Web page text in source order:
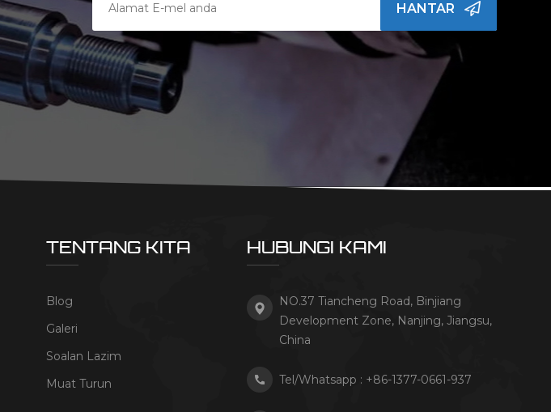
HANTAR
TENTANG KITA
Blog
Galeri
Soalan Lazim
Muat Turun
HUBUNGI KAMI
NO.37 Tiancheng Road, Binjiang
Development Zone, Nanjing, Jiangsu,
China
Tel/Whatsapp : +86-1377-0661-937